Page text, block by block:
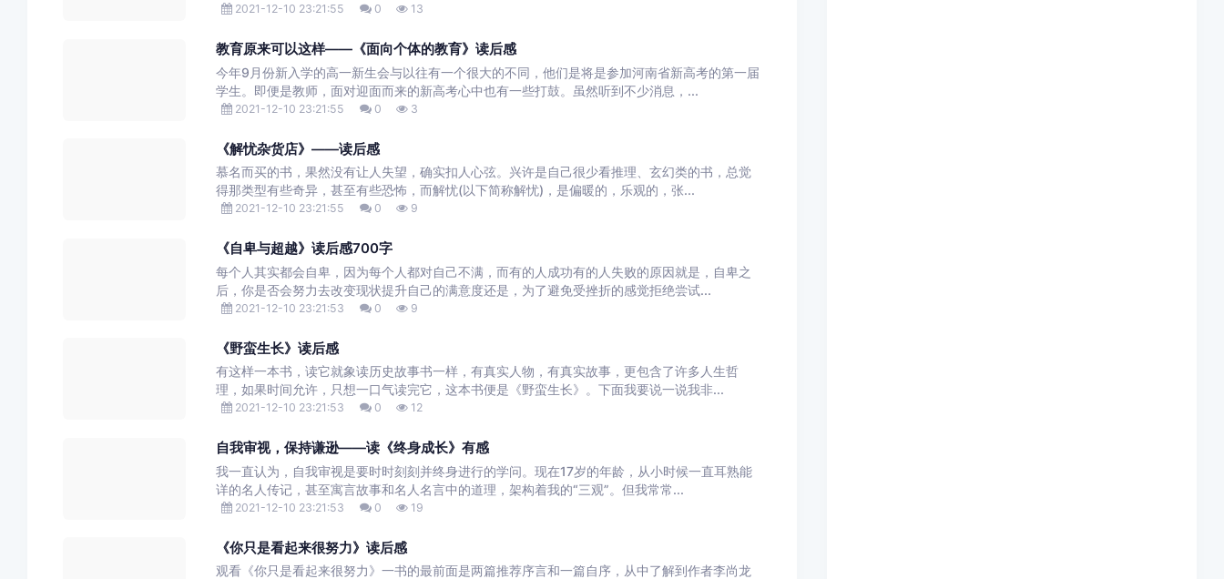
2021-12-10 23:21:55 0 13
教育原来可以这样——《面向个体的教育》读后感
今年9月份新入学的高一新生会与以往有一个很大的不同，他们是将是参加河南省新高考的第一届
学生。即便是教师，面对迎面而来的新高考心中也有一些打鼓。虽然听到不少消息，...
2021-12-10 23:21:55 0 3
《解忧杂货店》——读后感
慕名而买的书，果然没有让人失望，确实扣人心弦。兴许是自己很少看推理、玄幻类的书，总觉
得那类型有些奇异，甚至有些恐怖，而解忧(以下简称解忧)，是偏暖的，乐观的，张...
2021-12-10 23:21:55 0 9
《自卑与超越》读后感700字
每个人其实都会自卑，因为每个人都对自己不满，而有的人成功有的人失败的原因就是，自卑之
后，你是否会努力去改变现状提升自己的满意度还是，为了避免受挫折的感觉拒绝尝试...
2021-12-10 23:21:53 0 9
《野蛮生长》读后感
有这样一本书，读它就象读历史故事书一样，有真实人物，有真实故事，更包含了许多人生哲
理，如果时间允许，只想一口气读完它，这本书便是《野蛮生长》。下面我要说一说我非...
2021-12-10 23:21:53 0 12
自我审视，保持谦逊——读《终身成长》有感
我一直认为，自我审视是要时时刻刻并终身进行的学问。现在17岁的年龄，从小时候一直耳熟能
详的名人传记，甚至寓言故事和名人名言中的道理，架构着我的“三观”。但我常常...
2021-12-10 23:21:53 0 19
《你只是看起来很努力》读后感
观看《你只是看起来很努力》一书的最前面是两篇推荐序言和一篇自序，从中了解到作者李尚龙